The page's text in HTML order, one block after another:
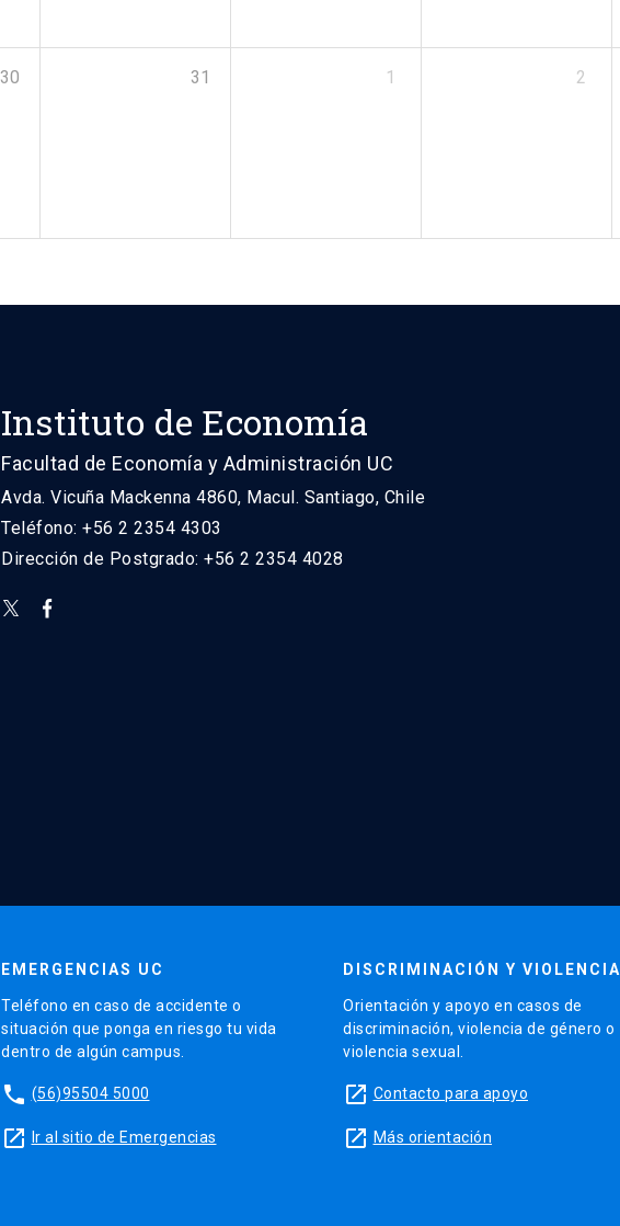
30 31 1 2
Instituto de Economía
Facultad de Economía y Administración UC
Avda. Vicuña Mackenna 4860, Macul. Santiago, Chile
Teléfono: +56 2 2354 4303
Dirección de Postgrado: +56 2 2354 4028
EMERGENCIAS UC
Teléfono en caso de accidente o
situación que ponga en riesgo tu vida
dentro de algún campus.
phone (56)95504 5000
launch Ir al sitio de Emergencias
DISCRIMINACIÓN Y VIOLENCIA
Orientación y apoyo en casos de
discriminación, violencia de género o
violencia sexual.
launch Contacto para apoyo
launch Más orientación